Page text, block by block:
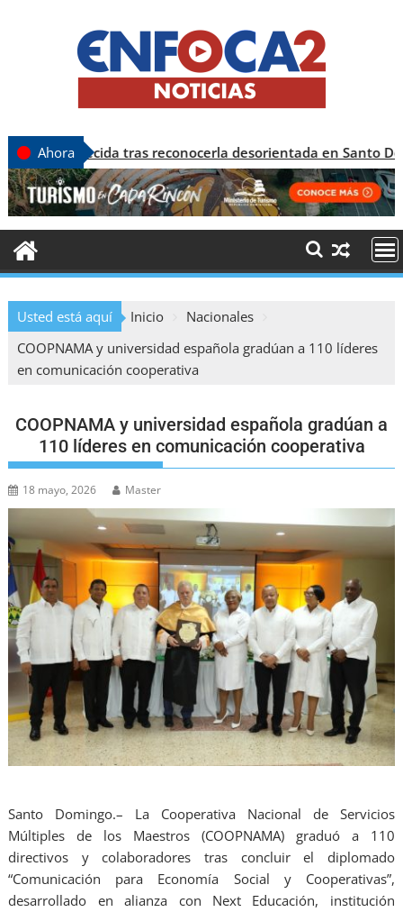
Ahora
tras reconocerla desorientada en Santo Domingo
Usted está aquí Inicio
Nacionales
COOPNAMA y universidad española gradúan a 110 líderes
en comunicación cooperativa
COOPNAMA y universidad española gradúan a
110 líderes en comunicación cooperativa
18 mayo, 2026 Master
Santo Domingo.– La Cooperativa Nacional de Servicios
Múltiples de los Maestros (COOPNAMA) graduó a 110
directivos y colaboradores tras concluir el diplomado
“Comunicación para Economía Social y Cooperativas”,
desarrollado en alianza con Next Educación, institución